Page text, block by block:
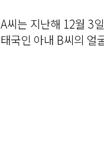
A씨는 지난해 12월 3
태국인 아내 B씨의 얼